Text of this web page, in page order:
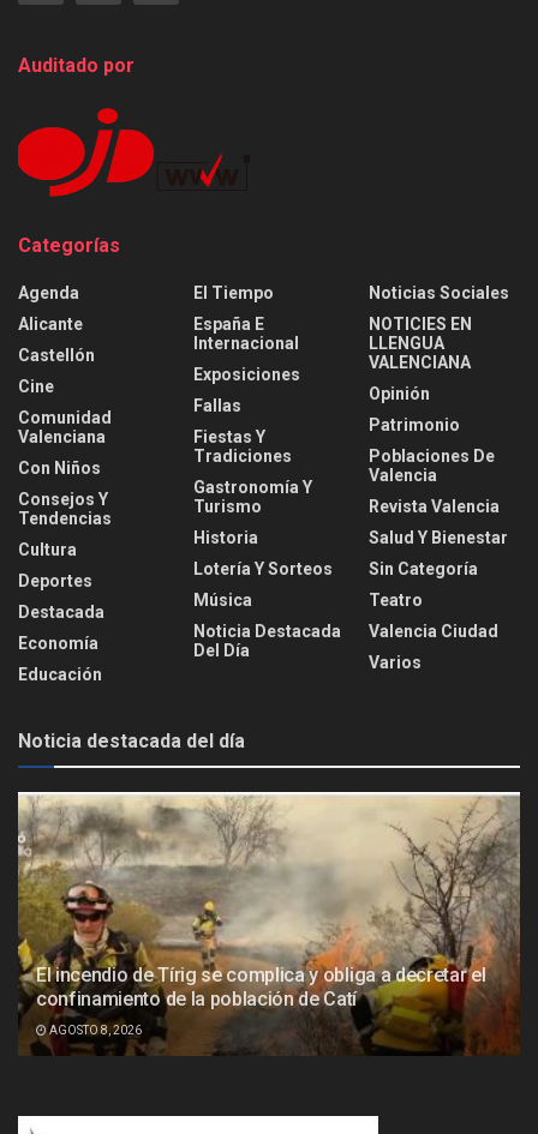
Auditado por
Categorías
Agenda
Alicante
Castellón
Cine
Comunidad
Valenciana
Con Niños
Consejos Y
Tendencias
Cultura
Deportes
Destacada
Economía
Educación
El Tiempo
España E
Internacional
Exposiciones
Fallas
Fiestas Y
Tradiciones
Gastronomía Y
Turismo
Historia
Lotería Y Sorteos
Música
Noticia Destacada
Del Día
Noticias Sociales
NOTICIES EN
LLENGUA
VALENCIANA
Opinión
Patrimonio
Poblaciones De
Valencia
Revista Valencia
Salud Y Bienestar
Sin Categoría
Teatro
Valencia Ciudad
Varios
Noticia destacada del día
El incendio de Tírig se complica y obliga a decretar el
confinamiento de la población de Catí
AGOSTO 8, 2026